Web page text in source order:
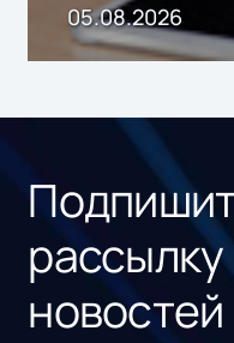
05.08.2026